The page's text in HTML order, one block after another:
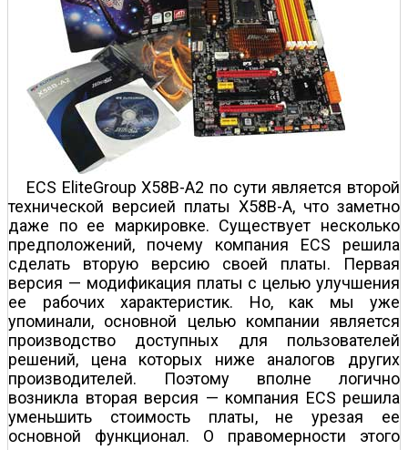
ECS EliteGroup X58B-A2 по сути является второй
технической версией платы X58B-A, что заметно
даже по ее маркировке. Существует несколько
предположений, почему компания ECS решила
сделать вторую версию своей платы. Первая
версия — модификация платы с целью улучшения
ее рабочих характеристик. Но, как мы уже
упоминали, основной целью компании является
производство доступных для пользователей
решений, цена которых ниже аналогов других
производителей. Поэтому вполне логично
возникла вторая версия — компания ECS решила
уменьшить стоимость платы, не урезая ее
основной функционал. О правомерности этого